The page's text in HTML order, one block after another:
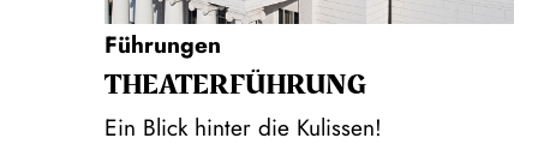
Führungen
THEATER­FÜHR­UNG
Ein Blick hinter die Kulissen!